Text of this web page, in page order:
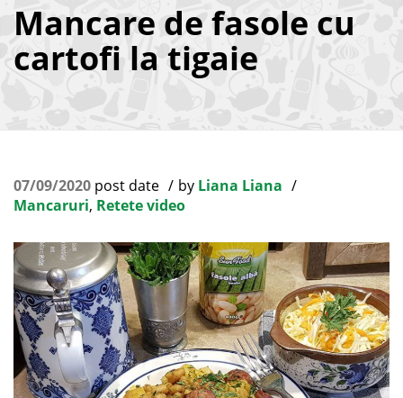
Mancare de fasole cu
cartofi la tigaie
07/09/2020 post date by Liana Liana
Mancaruri, Retete video